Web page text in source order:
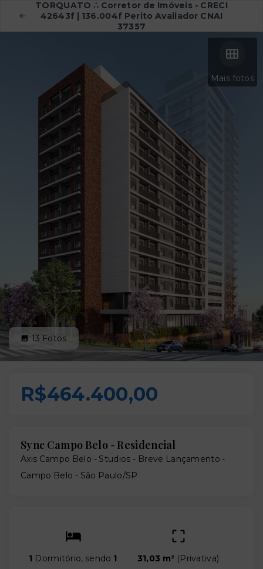
TORQUATO ∴ Corretor de Imóveis - CRECI
42643f | 136.004f Perito Avaliador CNAI
37357
Mais fotos
13 Fotos
R$464.400,00
Sync Campo Belo - Residencial
Axis Campo Belo - Studios - Breve Lançamento -
Campo Belo - São Paulo/SP
1 Dormitório, sendo 1
31,03 m² (Privativa)